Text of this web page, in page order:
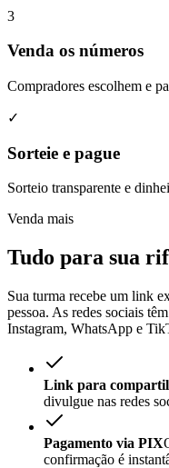
3
Venda os números
Compradores escolhem e
✓
Sorteie e pague
Sorteio transparente e
Venda mais
Tudo para sua
Sua turma recebe um link
pessoa. As redes sociais
Instagram, WhatsApp e
Link para
divulgue nas redes
Pagamento via PIX
confirmação é